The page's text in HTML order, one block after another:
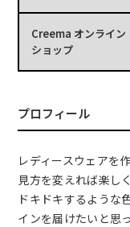
Creema オンライン
ショップ
プロフィール
レディースウェアを
見方を変えれば楽し
ドキドキするような
インを届けたいと思